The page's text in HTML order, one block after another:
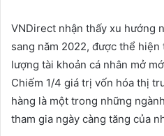
VNDirect nhận thấy xu hướng
sang năm 2022, được thể
lượng tài khoản cá nhân mở
Chiếm 1/4 giá trị vốn hóa thị
hàng là một trong những
tham gia ngày càng tăng của